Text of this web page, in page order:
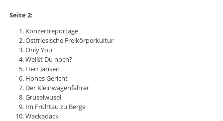
Seite 2:
Konzertreportage
Ostfriesische Freikörperkultur
Only You
Weißt Du noch?
Herr Jansen
Hohes Gericht
Der Kleinwagenfahrer
Gruselwusel
Im Frühtau zu Berge
Wackadack